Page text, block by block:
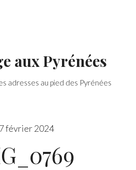
aux Pyrénées
adresses au pied des Pyrénées
février 2024